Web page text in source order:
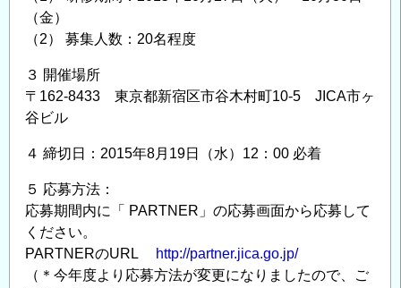
（金）
（2） 募集人数：20名程度
３ 開催場所
〒162-8433 東京都新宿区市谷木村町10-5 JICA市ヶ
谷ビル
４ 締切日：2015年8月19日（水）12：00 必着
５ 応募方法：
応募期間内に「 PARTNER」の応募画面から応募して
ください。
PARTNERのURL
http://partner.jica.go.jp/
（＊今年度より応募方法が変更になりましたので、ご